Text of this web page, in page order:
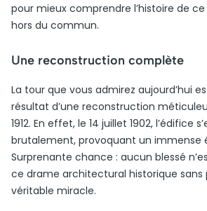
pour mieux comprendre l’histoire de
hors du commun.
Une reconstruction complète
La tour que vous admirez aujourd’hui
résultat d’une reconstruction
1912. En effet, le 14 juillet 1902, l’édifice
brutalement, provoquant un immense
Surprenante chance : aucun blessé
ce drame architectural historique sans
véritable miracle.